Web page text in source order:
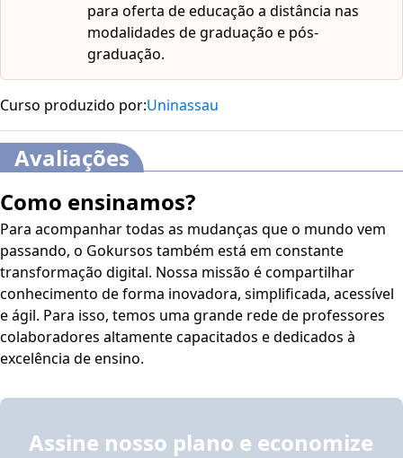
para oferta de educação a distância nas
modalidades de graduação e pós-
graduação.
Curso produzido por:Uninassau
Avaliações
Como ensinamos?
Para acompanhar todas as mudanças que o mundo vem
passando, o Gokursos também está em constante
transformação digital. Nossa missão é compartilhar
conhecimento de forma inovadora, simplificada, acessível
e ágil. Para isso, temos uma grande rede de professores
colaboradores altamente capacitados e dedicados à
excelência de ensino.
Assine nosso plano e economize